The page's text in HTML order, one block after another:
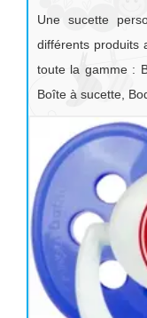
Une sucette
différents produits
toute la gamme :
Boîte à sucette,